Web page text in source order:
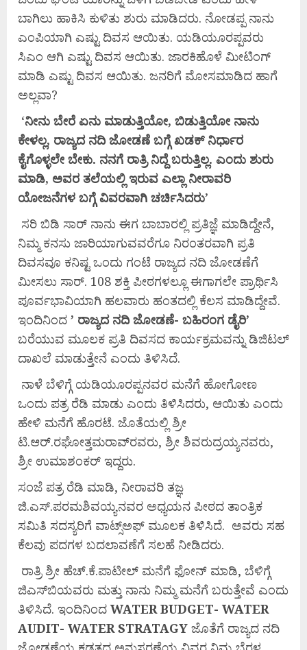
ಬಾಗಿಲು ಹಾಕಿಸಿ ಕುಳಿತು ಶುರು ಮಾಡಿದರು. ನೋಡಪ್ಪ ನಾನು
ಎಂಪಿಯಾಗಿ ಎಷ್ಟು ದಿವಸ ಆಯಿತು. ಯಡಿಯೂರಪ್ಪವರು
ಸಿಎಂ ಆಗಿ ಎಷ್ಟು ದಿವಸ ಆಯಿತು. ಜಾರಕಿಹೊಳೆ ಮೀಟಿಂಗ್
ಮಾಡಿ ಎಷ್ಟು ದಿವಸ ಆಯಿತು. ಜನರಿಗೆ ಮೋಸಮಾಡಿದ ಹಾಗೆ
ಅಲ್ಲವಾ?
‘ನೀನು ಬೇರೆ ಏನು ಮಾಡುತ್ತಿಯೋ, ಬಿಡುತ್ತಿಯೋ ನಾನು
ಕೇಳಲ್ಲ, ರಾಜ್ಯದ ನದಿಜೋಡಣೆ ಬಗ್ಗೆ ಖಡಕ್ ನಿರ್ಧಾರ
ಕೈಗೊಳ್ಳಲೇ ಬೇಕು. ನನಗೆ ರಾತ್ರಿನಿದ್ದೆಬರುತ್ತಿಲ್ಲ. ಎಂದು ಶುರು
ಮಾಡಿ, ಅವರ ತಲೆಯಲ್ಲಿ ಇರುವ ಎಲ್ಲಾ ನೀರಾವರಿ
ಯೋಜನೆಗಳ ಬಗ್ಗೆ ವಿವರವಾಗಿ ಚರ್ಚಿಸಿದರು’
ಸರಿ ಬಿಡಿ ಸಾರ್ ನಾನು ಈಗ ಬಾಬಾರಲ್ಲಿ ಪ್ರತಿಜ್ಞೆ ಮಾಡಿದ್ದೇನೆ,
ನಿಮ್ಮ ಕನಸು ಜಾರಿಯಾಗುವವರೆಗೂ ನಿರಂತರವಾಗಿ ಪ್ರತಿ
ದಿವಸವೂ ಕನಿಷ್ಟ ಒಂದು ಗಂಟೆ ರಾಜ್ಯದ ನದಿ ಜೋಡಣೆಗೆ
ಮೀಸಲು ಸಾರ್. 108 ಶಕ್ತಿ ಪೀಠಗಳಲ್ಲೂ ಈಗಾಗಲೇ ಪ್ರಾರ್ಥಿಸಿ
ಪೂರ್ವಭಾವಿಯಾಗಿ ಹಲವಾರು ಹಂತದಲ್ಲಿ ಕೆಲಸ ಮಾಡಿದ್ದೇವೆ.
ಇಂದಿನಿಂದ ’ ರಾಜ್ಯದ ನದಿಜೋಡಣೆ- ಬಹಿರಂಗ ಡೈರಿ’
ಬರೆಯುವ ಮೂಲಕ ಪ್ರತಿ ದಿವಸದ ಕಾರ್ಯಕ್ರಮವನ್ನು ಡಿಜಿಟಲ್
ದಾಖಲೆ ಮಾಡುತ್ತೇನೆ ಎಂದು ತಿಳಿಸಿದೆ.
ನಾಳೆ ಬೆಳಿಗ್ಗೆ ಯಡಿಯೂರಪ್ಪನವರ ಮನೆಗೆ ಹೋಗೋಣ
ಒಂದು ಪತ್ರ ರೆಡಿ ಮಾಡು ಎಂದು ತಿಳಿಸಿದರು, ಆಯಿತು ಎಂದು
ಹೇಳಿ ಮನೆಗೆ ಹೊರಟೆ. ಜೊತೆಯಲ್ಲಿ ಶ್ರೀ
ಟಿ.ಆರ್.ರಘೋತ್ತಮರಾವ್‌ರವರು, ಶ್ರೀ ಶಿವರುದ್ರಯ್ಯನವರು,
ಶ್ರೀ ಉಮಾಶಂಕರ್ ಇದ್ದರು.
ಸಂಜೆ ಪತ್ರ ರೆಡಿ ಮಾಡಿ, ನೀರಾವರಿ ತಜ್ಞ
ಜಿ.ಎಸ್.ಪರಮಶಿವಯ್ಯನವರ ಅಧ್ಯಯನ ಪೀಠದ ತಾಂತ್ರಿಕ
ಸಮಿತಿ ಸದಸ್ಯರಿಗೆ ವಾಟ್ಸ್‌ಅಫ್ ಮೂಲಕ ತಿಳಿಸಿದೆ. ಅವರು ಸಹ
ಕೆಲವು ಪದಗಳ ಬದಲಾವಣೆಗೆ ಸಲಹೆ ನೀಡಿದರು.
ರಾತ್ರಿ ಶ್ರೀ ಹೆಚ್.ಕೆ.ಪಾಟೀಲ್ ಮನೆಗೆ ಫೋನ್ ಮಾಡಿ, ಬೆಳಿಗ್ಗೆ
ಜಿಎಸ್‌ಬಿಯವರು ಮತ್ತು ನಾನು ನಿಮ್ಮ ಮನೆಗೆ ಬರುತ್ತೇವೆ ಎಂದು
ತಿಳಿಸಿದೆ. ಇಂದಿನಿಂದ WATER BUDGET- WATER
AUDIT- WATER STRATAGY ಜೊತೆಗೆ ರಾಜ್ಯದ ನದಿ